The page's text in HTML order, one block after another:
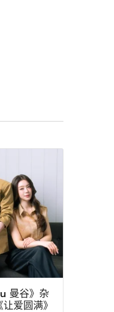
曼谷》杂
爱圆满》